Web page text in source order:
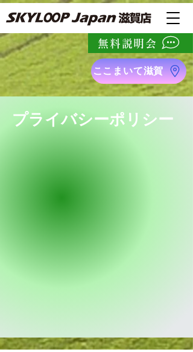
無料説明会
ここまいて滋賀
プライバシーポリシー